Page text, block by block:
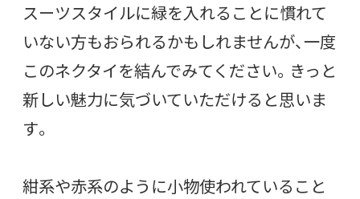
スーツスタイルに緑を入れることに慣れて
いない方もおられるかもしれませんが、一度
このネクタイを結んでみてください。きっと
新しい魅力に気づいていただけると思いま
す。
紺系や赤系のように小物使われていること